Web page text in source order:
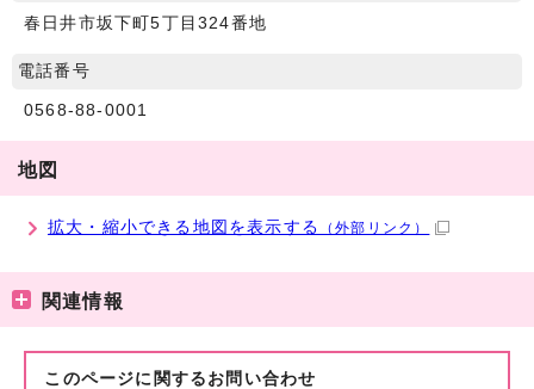
春日井市坂下町5丁目324番地
電話番号
0568-88-0001
地図
拡大・縮小できる地図を表示する （外部リンク）
関連情報
このページに関する お問い合わせ